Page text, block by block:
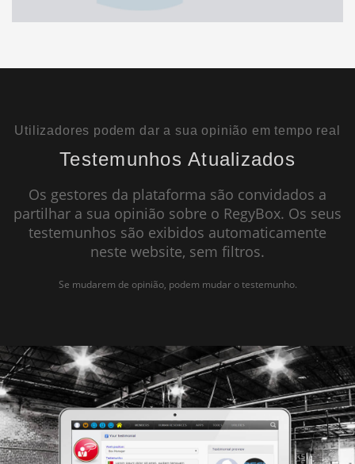
Utilizadores podem dar a sua opinião em tempo real
Testemunhos Atualizados
Os gestores da plataforma são convidados a
partilhar a sua opinião sobre o RegyBox. Os seus
testemunhos são exibidos automaticamente
neste website, sem filtros.
Se mudarem de opinião, podem mudar o testemunho.